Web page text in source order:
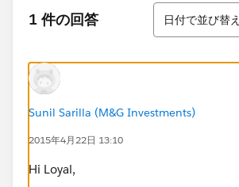
1 件の回答
並び替え
日付で並び替え
Sunil Sarilla (M&G Investments)
2015年4月22日 13:10
Hi Loyal,